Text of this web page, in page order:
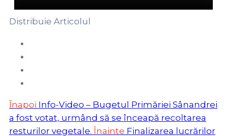
Distribuie Articolul
Înapoi Info-Video – Bugetul Primăriei Sânandrei
a fost votat, urmând să se înceapă recoltarea
resturilor vegetale. Înainte Finalizarea lucrărilor